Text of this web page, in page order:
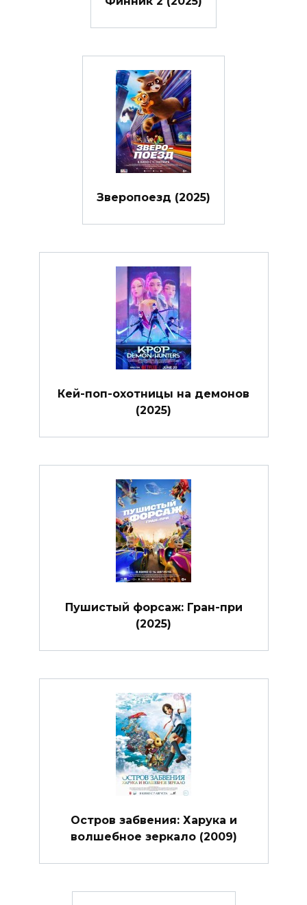
Зверопоезд (2025)
Кей-поп-охотницы на демонов
(2025)
Пушистый форсаж: Гран-при
(2025)
Остров забвения: Харука и
волшебное зеркало (2009)